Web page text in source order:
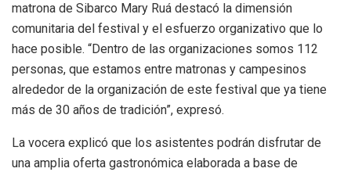
matrona de Sibarco Mary Ruá destacó la dimensión
comunitaria del festival y el esfuerzo organizativo que lo
hace posible. “Dentro de las organizaciones somos 112
personas, que estamos entre matronas y campesinos
alrededor de la organización de este festival que ya tiene
más de 30 años de tradición”, expresó.
La vocera explicó que los asistentes podrán disfrutar de
una amplia oferta gastronómica elaborada a base de